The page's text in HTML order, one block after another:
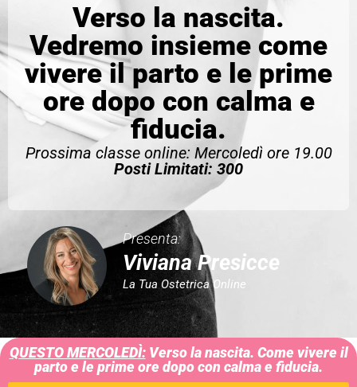
Verso la nascita.
Vedremo insieme come
vivere il parto e le prime
ore dopo con calma e
fiducia.
Prossima classe online: Mercoledì ore 19.00
Posti Limitati: 300
Presenta:
Viviana Presicce
La Tua Ostetrica Online
QUESTO MERCOLEDÌ:Verso la nascita. Come vivere il
parto e le prime ore dopo con calma e fiducia.